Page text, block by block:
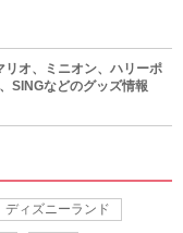
リオ、ミニオン、ハリーポ
SINGなどのグッズ情報
ディズニーランド